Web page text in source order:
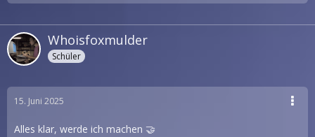
Whoisfoxmulder
Schüler
15. Juni 2025
Alles klar, werde ich machen 🤝